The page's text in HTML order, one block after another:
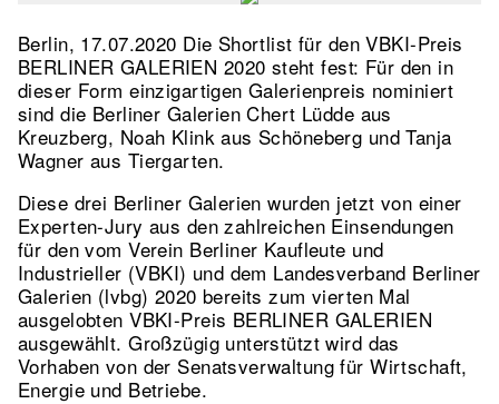
Berlin, 17.07.2020 Die Shortlist für den VBKI-Preis
BERLINER GALERIEN 2020 steht fest: Für den in
dieser Form einzigartigen Galerienpreis nominiert
sind die Ber­li­ner Galerien Chert Lüdde aus
Kreuzberg, Noah Klink aus Schöneberg und Tanja
Wagner aus Tiergarten.
Diese drei Berliner Galerien wurden jetzt von einer
Experten-Jury aus den zahlreichen Einsendungen
für den vom Verein Berliner Kaufleute und
Industrieller (VBKI) und dem Landesverband Berliner
Galerien (lvbg) 2020 bereits zum vierten Mal
ausgelobten VBKI-Preis BERLINER GALERIEN
ausgewählt. Großzügig unter­stützt wird das
Vorhaben von der Senatsverwaltung für Wirtschaft,
Energie und Betriebe.